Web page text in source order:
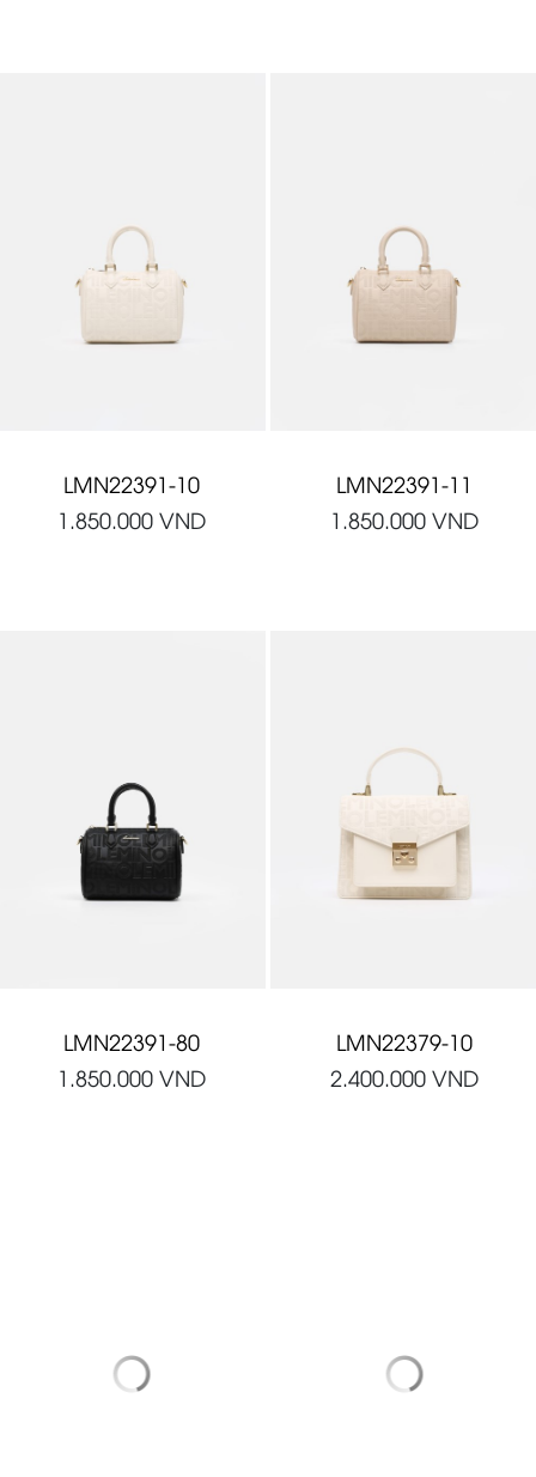
LMN22391-10
1.850.000 VND
LMN22391-11
1.850.000 VND
LMN22391-80
1.850.000 VND
LMN22379-10
2.400.000 VND